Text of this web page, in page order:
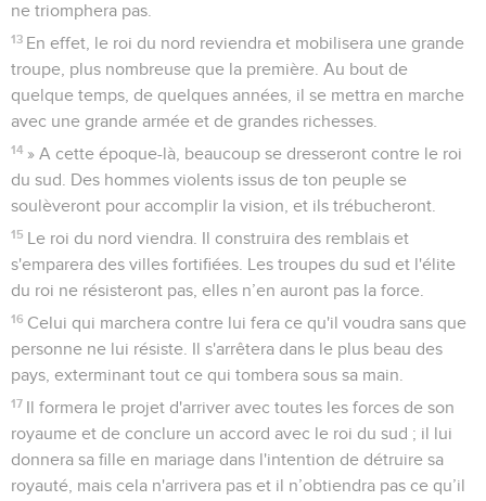
ne triomphera pas.
13 En effet, le roi du nord reviendra et mobilisera une grande
troupe, plus nombreuse que la première. Au bout de
quelque temps, de quelques années, il se mettra en marche
avec une grande armée et de grandes richesses.
14 » A cette époque-là, beaucoup se dresseront contre le roi
du sud. Des hommes violents issus de ton peuple se
soulèveront pour accomplir la vision, et ils trébucheront.
15 Le roi du nord viendra. Il construira des remblais et
s'emparera des villes fortifiées. Les troupes du sud et l'élite
du roi ne résisteront pas, elles n’en auront pas la force.
16 Celui qui marchera contre lui fera ce qu'il voudra sans que
personne ne lui résiste. Il s'arrêtera dans le plus beau des
pays, exterminant tout ce qui tombera sous sa main.
17 Il formera le projet d'arriver avec toutes les forces de son
royaume et de conclure un accord avec le roi du sud ; il lui
donnera sa fille en mariage dans l'intention de détruire sa
royauté, mais cela n'arrivera pas et il n’obtiendra pas ce qu’il